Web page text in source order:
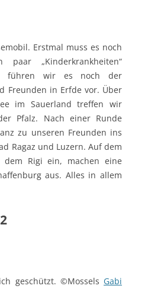
Erstmal muss es noch
„Kinderkrankheiten“
führen wir es noch der
Freunden in Erfde vor. Über
im Sauerland treffen wir
Pfalz. Nach einer Runde
zu unseren Freunden ins
Ragaz und Luzern. Auf dem
dem Rigi ein, machen eine
aus. Alles in allem
geschützt. ©Mossels Gabi